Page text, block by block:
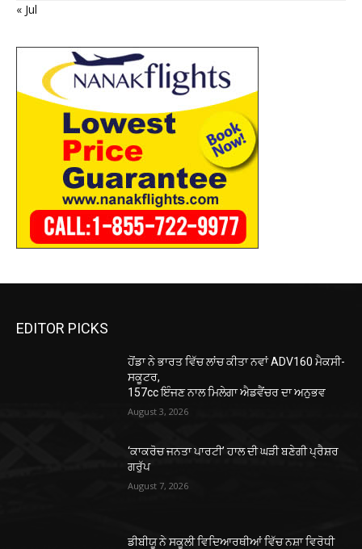
« Jul
EDITOR PICKS
ਹੋਂਡਾ ਨੇ ਭਾਰਤ ਵਿੱਚ ਲਾਂਚ ਕੀਤਾ ਨਵਾਂ ADV160 ਮੈਕਸੀ-
ਸਕੂਟਰ,
157cc ਇੰਜਣ ਨਾਲ ਮਿਲੇਗਾ ਐਡਵੈਂਚਰ ਦਾ ਅਨੁਭਵ
August 3, 2026
‘ਕਾਕਰੋਚ ਜਨਤਾ ਪਾਰਟੀ’ ਹਾਲ ਦੀ ਘੜੀ ਬਣੇਗੀ ਪ੍ਰੈਸ਼ਰ
ਗਰੁੱਪ
August 7, 2026
ਡੀਬੀਯੂ ਨੇ ਸਕੂਲੀ ਵਿਦਿਆਰਥੀਆਂ ਵਿੱਚ ਨਸ਼ਾ ਵਿਰੋਧੀ